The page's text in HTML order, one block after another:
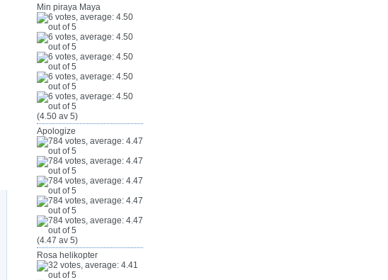
Min piraya Maya
(4.50 av 5)
Apologize
(4.47 av 5)
Rosa helikopter